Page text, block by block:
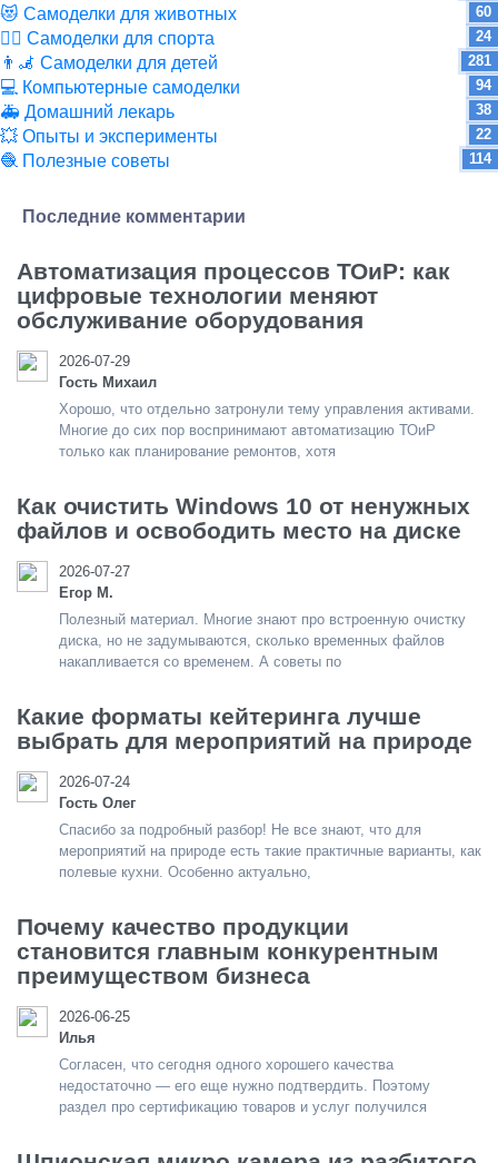
😻 Самоделки для животных 60
🏋️‍♀️ Самоделки для спорта 24
👨‍🦼 Самоделки для детей 281
💻 Компьютерные самоделки 94
🚑 Домашний лекарь 38
💥 Опыты и эксперименты 22
🧶 Полезные советы 114
Последние комментарии
Автоматизация процессов ТОиР: как
цифровые технологии меняют
обслуживание оборудования
2026-07-29
Гость Михаил
Хорошо, что отдельно затронули тему управления активами.
Многие до сих пор воспринимают автоматизацию ТОиР
только как планирование ремонтов, хотя
Как очистить Windows 10 от ненужных
файлов и освободить место на диске
2026-07-27
Егор М.
Полезный материал. Многие знают про встроенную очистку
диска, но не задумываются, сколько временных файлов
накапливается со временем. А советы по
Какие форматы кейтеринга лучше
выбрать для мероприятий на природе
2026-07-24
Гость Олег
Спасибо за подробный разбор! Не все знают, что для
мероприятий на природе есть такие практичные варианты, как
полевые кухни. Особенно актуально,
Почему качество продукции
становится главным конкурентным
преимуществом бизнеса
2026-06-25
Илья
Согласен, что сегодня одного хорошего качества
недостаточно — его еще нужно подтвердить. Поэтому
раздел про сертификацию товаров и услуг получился